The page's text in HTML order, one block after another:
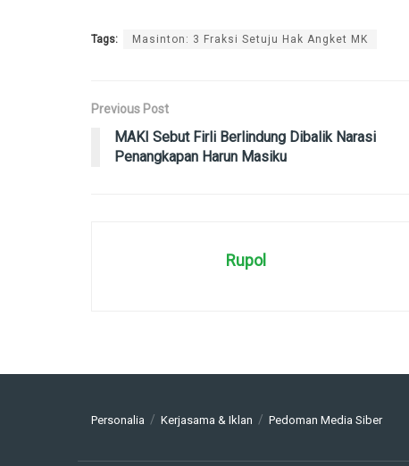
Tags: Masinton: 3 Fraksi Setuju ​Hak Angket MK
Previous Post
MAKI Sebut Firli Berlindung Dibalik Narasi
Penangkapan Harun Masiku
Rupol
Personalia Kerjasama & Iklan Pedoman Media Siber